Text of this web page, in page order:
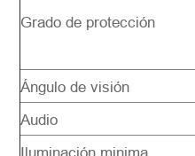
Grado de protección
Ángulo de visión
Audio
Iluminación minima